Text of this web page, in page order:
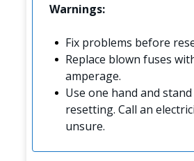
Warnings:
Fix problems before
Replace blown fuses
amperage.
Use one hand and
resetting. Call an
unsure.